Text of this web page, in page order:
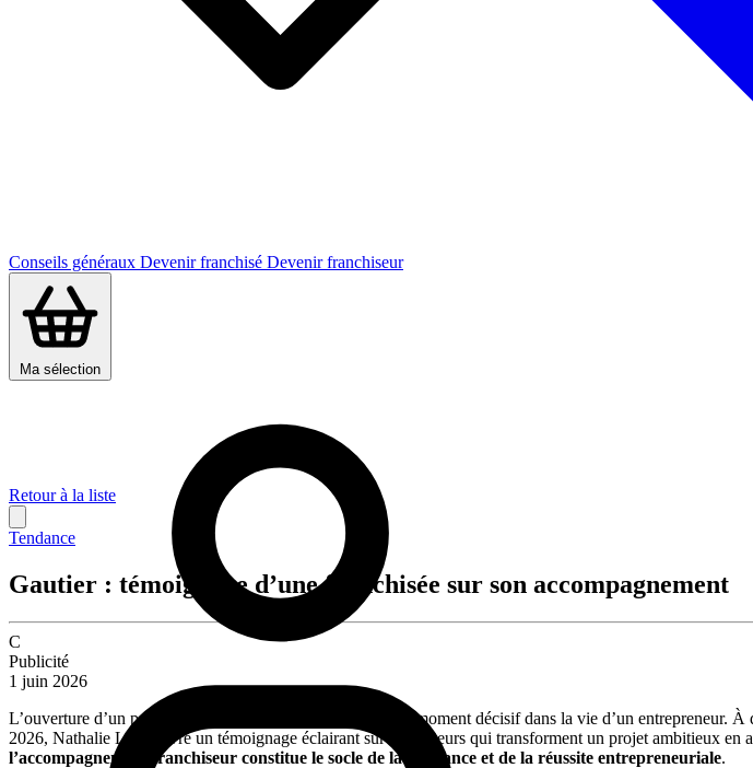
Conseils généraux Devenir franchisé Devenir franchiseur
Ma sélection
Retour à la liste
Tendance
Gautier : témoignage d’une franchisée sur son accompagnement
C
Publicité
1 juin 2026
L’ouverture d’un point de vente en franchise représente un moment décisif dans la vie d’un
2026, Nathalie Leroy livre un témoignage éclairant sur les facteurs qui transforment un projet ambitieux en
l’accompagnement franchiseur constitue le socle de la confiance et de la réussite entrepreneuriale.